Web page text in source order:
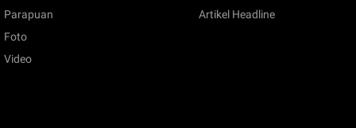
Parapuan
Foto
Video
Artikel Headline